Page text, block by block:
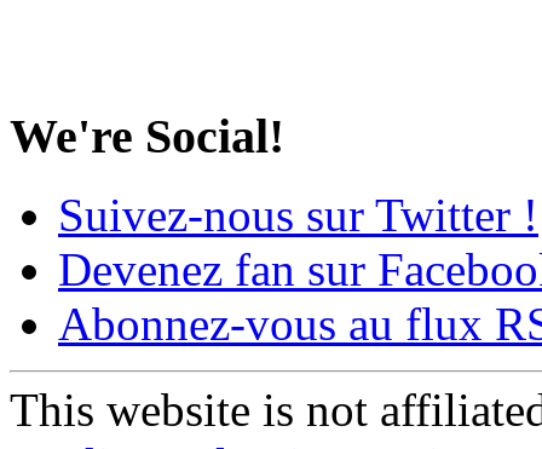
We're Social!
Suivez-nous sur Twitter !
Devenez fan sur
Abonnez-vous au flux
This website is not